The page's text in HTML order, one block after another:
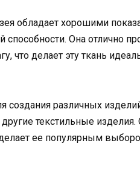
обладает хорошими
Она отлично
что делает эту ткань
создания различных
другие текстильные
ее популярным